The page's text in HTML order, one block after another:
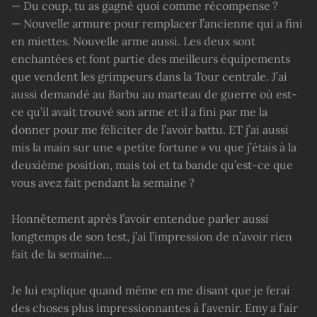
— Du coup, tu as gagné quoi comme récompense ?
— Nouvelle armure pour remplacer l’ancienne qui a fini
en miettes. Nouvelle arme aussi. Les deux sont
enchantées et font partie des meilleurs équipements
que vendent les grimpeurs dans la Tour centrale. J’ai
aussi demandé au Barbu au marteau de guerre où est-
ce qu’il avait trouvé son arme et il a fini par me la
donner pour me féliciter de l’avoir battu. ET j’ai aussi
mis la main sur une « petite fortune » vu que j’étais à la
deuxième position, mais toi et ta bande qu’est-ce que
vous avez fait pendant la semaine ?
Honnêtement après l’avoir entendue parler aussi
longtemps de son test, j’ai l’impression de n’avoir rien
fait de la semaine…
Je lui explique quand même en me disant que je ferai
des choses plus impressionnantes à l’avenir. Emy a l’air